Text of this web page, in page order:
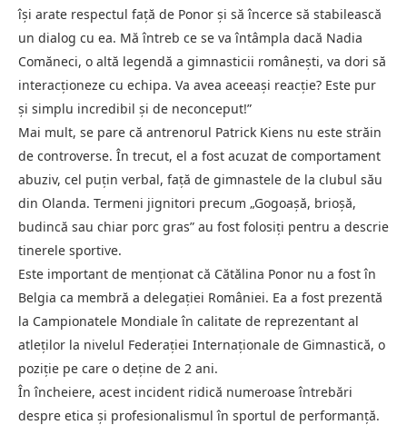
își arate respectul față de Ponor și să încerce să stabilească
un dialog cu ea. Mă întreb ce se va întâmpla dacă Nadia
Comăneci, o altă legendă a gimnasticii românești, va dori să
interacționeze cu echipa. Va avea aceeași reacție? Este pur
și simplu incredibil și de neconceput!”
Mai mult, se pare că antrenorul Patrick Kiens nu este străin
de controverse. În trecut, el a fost acuzat de comportament
abuziv, cel puțin verbal, față de gimnastele de la clubul său
din Olanda. Termeni jignitori precum „Gogoașă, brioșă,
budincă sau chiar porc gras” au fost folosiți pentru a descrie
tinerele sportive.
Este important de menționat că Cătălina Ponor nu a fost în
Belgia ca membră a delegației României. Ea a fost prezentă
la Campionatele Mondiale în calitate de reprezentant al
atleților la nivelul Federației Internaționale de Gimnastică, o
poziție pe care o deține de 2 ani.
În încheiere, acest incident ridică numeroase întrebări
despre etica și profesionalismul în sportul de performanță.